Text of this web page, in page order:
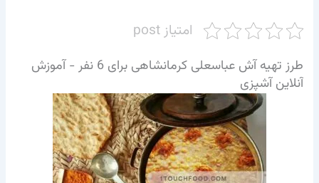
امتیاز post
طرز تهیه آش عباسعلی کرمانشاهی برای 6 نفر - آموزش
آنلاین آشپزی